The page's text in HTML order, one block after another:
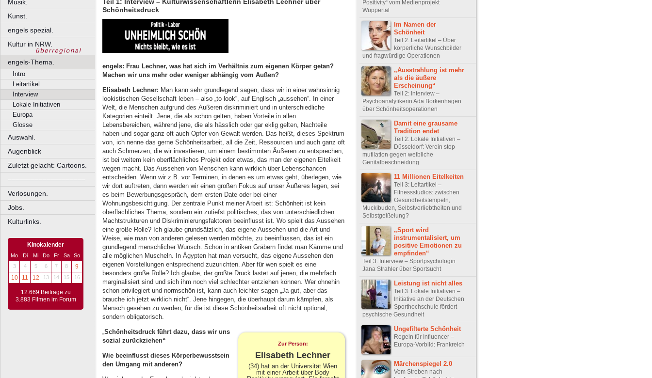
Musik.
Kunst.
engels spezial.
Kultur in NRW.
engels-Thema.
Intro
Leitartikel
Interview
Lokale Initiativen
Europa
Glosse
Auswahl.
Augenblick
Zuletzt gelacht: Cartoons.
––––––––––––––––––––
Verlosungen.
Jobs.
Kulturlinks.
Kinokalender
Mo Di Mi Do Fr Sa
So
3
4 5 6 7 8
9
10
11 12 13 14 15 16
12.669 Beiträge zu
3.883 Filmen im Forum
Teil 1: Interview – Kulturwissenschaftlerin Elisabeth Lechner über
Schönheitsdruck
engels: Frau Lechner, was hat sich im Verhältnis zum eigenen Körper getan?
Machen wir uns mehr oder weniger abhängig vom Außen?
Elisabeth Lechner: Man kann sehr grundlegend sagen, dass wir in einer wahnsinnig
lookistischen Gesellschaft leben – also „to look“, auf Englisch „aussehen“. In einer
Welt, die Menschen aufgrund des Äußeren diskriminiert und in unterschiedliche
Kategorien einteilt. Jene, die als schön gelten, haben Vorteile in allen
Lebensbereichen, während jene, die als hässlich oder gar eklig gelten, Nachteile
haben und sogar ganz oft auch Opfer von Gewalt werden. Das heißt, dieses Spektrum
von, ich nenne das gerne Schönheitsarbeit, all die Zeit, Ressourcen und auch ganz oft
auch Schmerzen, die wir investieren, um einem bestimmten Äußeren zu entsprechen,
ist bei weitem kein oberflächliches Projekt oder etwas, das man der eigenen Eitelkeit
wegen macht. Das Aussehen von Menschen kann wirklich über Lebenschancen
entscheiden. Wenn wir z.B. vor Terminen, in denen es um etwas geht, überlegen, wie
wir dort auftreten, dann werden wir einen großen Fokus auf unser Äußeres legen, sei
es beim Bewerbungsgespräch, dem ersten Date oder bei einer
Wohnungsbesichtigung. Der zentrale Punkt meiner Arbeit ist: Schönheit ist kein
oberflächliches Thema, sondern ein zutiefst politisches, das von unterschiedlichen
Machtstrukturen und Diskriminierungsfaktoren beeinflusst ist. Wo spielt das Aussehen
eine große Rolle? Ich glaube grundsätzlich, das eigene Aussehen und die Art und
Weise, wie man von anderen gelesen werden möchte, zu beeinflussen, das ist ein
grundlegend menschlicher Wunsch. Schon in antiken Gräbern findet man Kämme und
alle möglichen Muscheln. In Ägypten hat man versucht, das eigene Aussehen den
eigenen Vorstellungen entsprechend zuzurichten. Aber für wen spielt es eine
besonders große Rolle? Ich glaube, der größte Druck lastet auf jenen, die mehrfach
marginalisiert sind und sich ihm noch viel schlechter entziehen können. Wer ohnehin
schon privilegiert und normschön ist, kann auch leichter sagen „Ja gut, aber das
brauche ich jetzt wirklich nicht“. Jene hingegen, die überhaupt darum kämpfen, als
Mensch gesehen zu werden, für die ist diese Schönheitsarbeit oft nicht optional,
sondern obligatorisch.
Zur Person:
Elisabeth Lechner
(34) hat an der Universität Wien
mit einer Arbeit über Body
Schönheitsdruck führt dazu, dass wir uns
sozial zurückziehen“
Wie beeinflusst dieses Körperbewusstsein
den Umgang mit anderen?
Positivity“ vom Medienprojekt
Wuppertal
Im Namen der
Schönheit
Teil 2: Leitartikel – Über
körperliche Wunschbilder
und fragwürdige Operationen
„Ausstrahlung ist mehr
als die äußere
Erscheinung“
Teil 2: Interview –
Psychoanalytikerin Ada Borkenhagen
über Schönheitsoperationen
Damit eine grausame
Tradition endet
Teil 2: Lokale Initiativen –
Düsseldorf: Verein stop
mutilation gegen weibliche
Genitalbeschneidung
11 Millionen Eitelkeiten
Teil 3: Leitartikel –
Fitnessstudios: zwischen
Gesundheitstempeln,
Muckibuden, Selbstverliebtheiten und
Selbstgeißelung?
„Sport wird
instrumentalisiert, um
positive Emotionen zu
empfinden“
Teil 3: Interview – Sportpsychologin
Jana Strahler über Sportsucht
Leistung ist nicht alles
Teil 3: Lokale Initiativen –
Initiative an der Deutschen
Sporthochschule fördert
psychische Gesundheit
Ungefilterte Schönheit
Regeln für Influencer –
Europa-Vorbild: Frankreich
Märchenspiegel 2.0
Vom Streben nach